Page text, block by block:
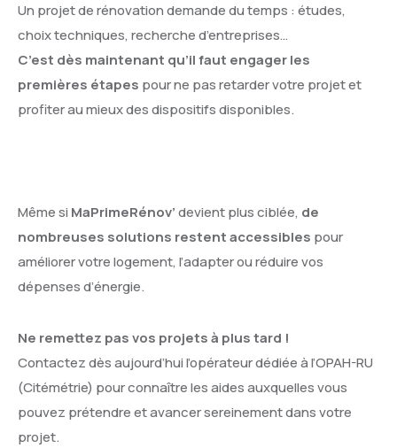
Un projet de rénovation demande du temps : études,
choix techniques, recherche d’entreprises…
C’est dès maintenant qu’il faut engager les
premières étapes pour ne pas retarder votre projet et
profiter au mieux des dispositifs disponibles.
Même si MaPrimeRénov’devient plus ciblée, de
nombreuses solutions restent accessibles pour
améliorer votre logement, l’adapter ou réduire vos
dépenses d’énergie.
Ne remettez pas vos projets à plus tard !
Contactez dès aujourd’hui l’opérateur dédiée à l’OPAH-RU
(Citémétrie) pour connaître les aides auxquelles vous
pouvez prétendre et avancer sereinement dans votre
projet.